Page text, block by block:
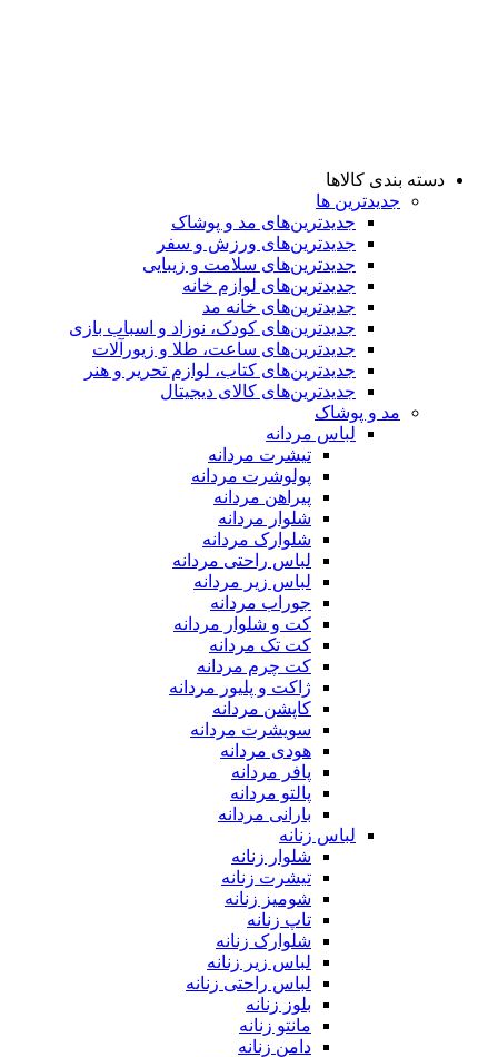
دسته بندی کالاها
جدیدترین ها
جدید‌ترین‌های مد و پوشاک
جدید‌ترین‌های ورزش و سفر
جدید‌ترین‌های سلامت و زیبایی
جدید‌ترین‌های لوازم خانه
جدیدترین‌های خانه مد
جدید‌ترین‌های کودک، نوزاد و اسباب بازی
جدید‌ترین‌های ساعت، طلا و زیورآلات
جدید‌ترین‌های کتاب، لوازم تحریر و هنر
جدید‌ترین‌های کالای دیجیتال
مد و پوشاک
لباس مردانه
تیشرت مردانه
پولوشرت مردانه
پیراهن مردانه
شلوار مردانه
شلوارک مردانه
لباس راحتی مردانه
لباس زیر مردانه
جوراب مردانه
کت و شلوار مردانه
کت تک مردانه
کت چرم مردانه
ژاکت و پلیور مردانه
کاپشن مردانه
سویشرت مردانه
هودی مردانه
پافر مردانه
پالتو مردانه
بارانی مردانه
لباس زنانه
شلوار زنانه
تیشرت زنانه
شومیز زنانه
تاپ زنانه
شلوارک زنانه
لباس زیر زنانه
لباس راحتی زنانه
بلوز زنانه
مانتو زنانه
دامن زنانه